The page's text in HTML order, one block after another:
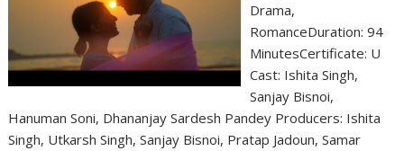
Drama,
RomanceDuration: 94
MinutesCertificate: U
Cast: Ishita Singh,
Sanjay Bisnoi,
Hanuman Soni, Dhananjay Sardesh Pandey Producers: Ishita
Singh, Utkarsh Singh, Sanjay Bisnoi, Pratap Jadoun, Samar